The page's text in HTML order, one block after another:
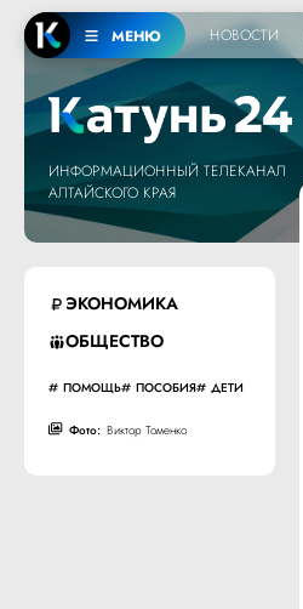
МЕНЮ НОВОСТИ
ИНФОРМАЦИОННЫЙ ТЕЛЕКАНАЛ
АЛТАЙСКОГО КРАЯ
ЭКОНОМИКА
ОБЩЕСТВО
ПОМОЩЬ ПОСОБИЯ ДЕТИ
Фото: Виктор Томенко